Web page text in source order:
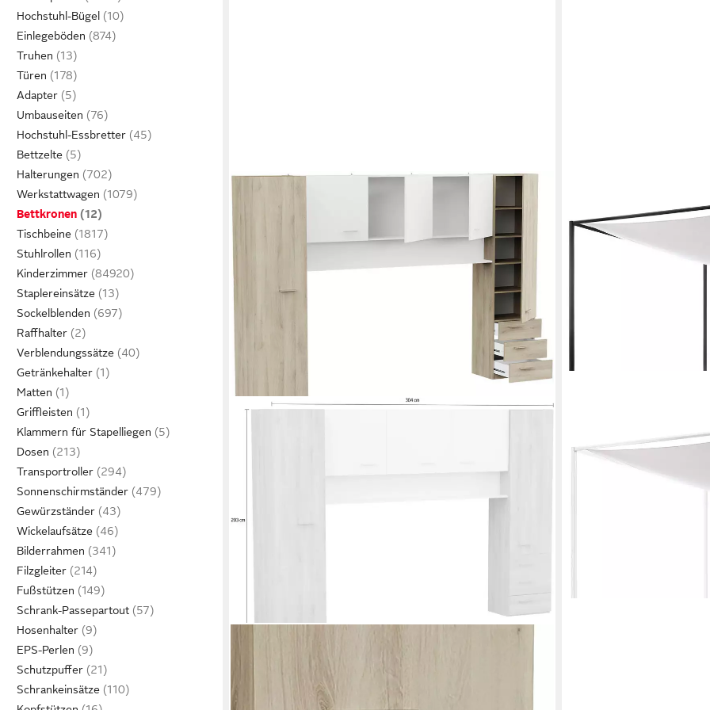
Hochstuhl-Bügel
Einlegeböden
Truhen
Türen
Adapter
Umbauseiten
Hochstuhl-Essbretter
Bettzelte
Halterungen
Werkstattwagen
Bettkronen
Tischbeine
Stuhlrollen
Kinderzimmer
Staplereinsätze
Sockelblenden
Raffhalter
Verblendungssätze
Getränkehalter
Matten
Griffleisten
Klammern für Stapelliegen
Dosen
Transportroller
Sonnenschirmständer
Gewürzständer
Wickelaufsätze
Bilderrahmen
Filzgleiter
Fußstützen
Schrank-Passepartout
Hosenhalter
EPS-Perlen
Schutzpuffer
Schrankeinsätze
489,00 €
ab 138,19 €
lieferbar in 6 Wochen